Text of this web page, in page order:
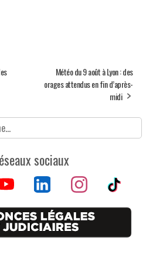
Météo du 9 août à Lyon : des
orages attendus en fin d’après-
midi
sociaux